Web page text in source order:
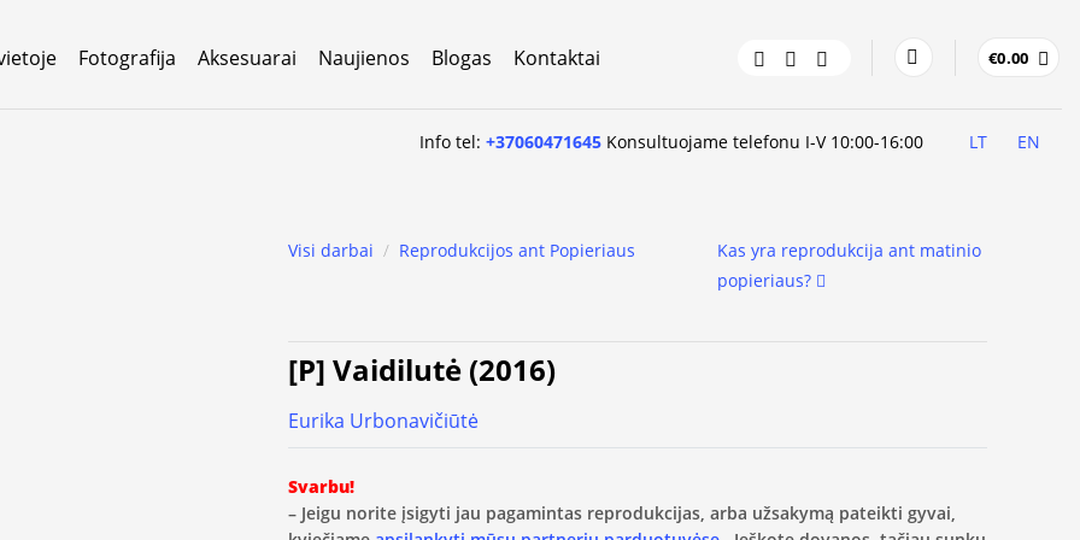
Fotografija Aksesuarai Naujienos Blogas Kontaktai €0.00
Info tel:+37060471645 Konsultuojame telefonu I-V 10:00-16:00 LT EN
Visi darbai / Reprodukcijos ant Popieriaus
Kas yra reprodukcija ant matinio
popieriaus?
[P] Vaidilutė (2016)
Eurika Urbonavičiūtė
Svarbu!
– Jeigu norite įsigyti jau pagamintas reprodukcijas, arba užsakymą pateikti gyvai,